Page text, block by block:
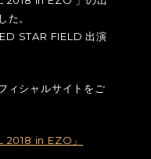
た。
STAR FIELD 出演
ィシャルサイトをご
2018 in EZO」